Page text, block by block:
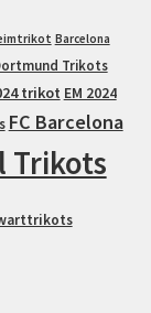
Barcelona
Trikots
trikot EM 2024
FC Barcelona
Trikots